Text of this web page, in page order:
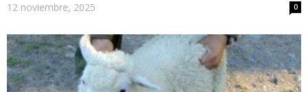
12 noviembre, 2025 0